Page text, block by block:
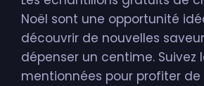
Noël sont une opportunité
découvrir de nouvelles
dépenser un centime. Suivez
mentionnées pour profiter